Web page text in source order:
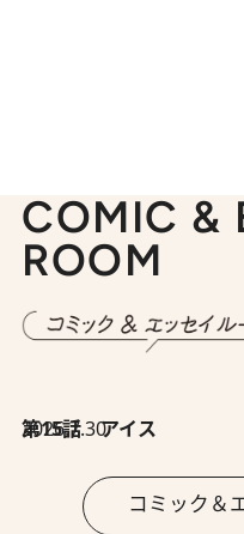
COMIC &
ROOM
2026.7.30
第15話 アイス
コミック＆